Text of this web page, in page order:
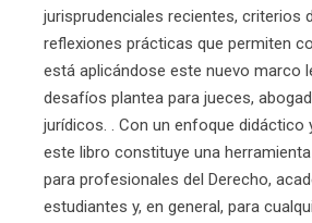
jurisprudenciales recientes, criterios
reflexiones prácticas que permiten
está aplicándose este nuevo marco
desafíos plantea para jueces,
jurídicos. . Con un enfoque didáctico
este libro constituye una
para profesionales del Derecho,
estudiantes y, en general, para